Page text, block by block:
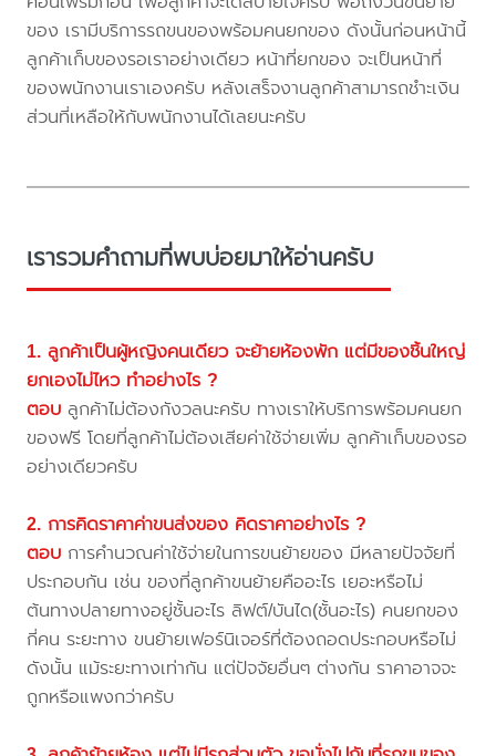
ของ เรามีบริการรถขนของพร้อมคนยกของ ดังนั้นก่อนหน้านี้
ลูกค้าเก็บของรอเราอย่างเดียว หน้าที่ยกของ จะเป็นหน้าที่
ของพนักงานเราเองครับ หลังเสร็จงานลูกค้าสามารถชำะเงิน
ส่วนที่เหลือให้กับพนักงานได้เลยนะครับ
เรารวมคำถามที่พบบ่อยมาให้อ่านครับ
1. ลูกค้าเป็นผู้หญิงคนเดียว จะย้ายห้องพัก แต่มีของชิ้นใหญ่
ยกเองไม่ไหว ทำอย่างไร ?
ตอบ ลูกค้าไม่ต้องกังวลนะครับ ทางเราให้บริการพร้อมคนยก
ของฟรี โดยที่ลูกค้าไม่ต้องเสียค่าใช้จ่ายเพิ่ม ลูกค้าเก็บของรอ
อย่างเดียวครับ
2. การคิดราคาค่าขนส่งของ คิดราคาอย่างไร ?
ตอบ การคำนวณค่าใช้จ่ายในการขนย้ายของ มีหลายปัจจัยที่
ประกอบกัน เช่น ของที่ลูกค้าขนย้ายคืออะไร เยอะหรือไม่
ต้นทางปลายทางอยู่ชั้นอะไร ลิฟต์/บันได(ชั้นอะไร) คนยกของ
กี่คน ระยะทาง ขนย้ายเฟอร์นิเจอร์ที่ต้องถอดประกอบหรือไม่
ดังนั้น แม้ระยะทางเท่ากัน แต่ปัจจัยอื่นๆ ต่างกัน ราคาอาจจะ
ถูกหรือแพงกว่าครับ